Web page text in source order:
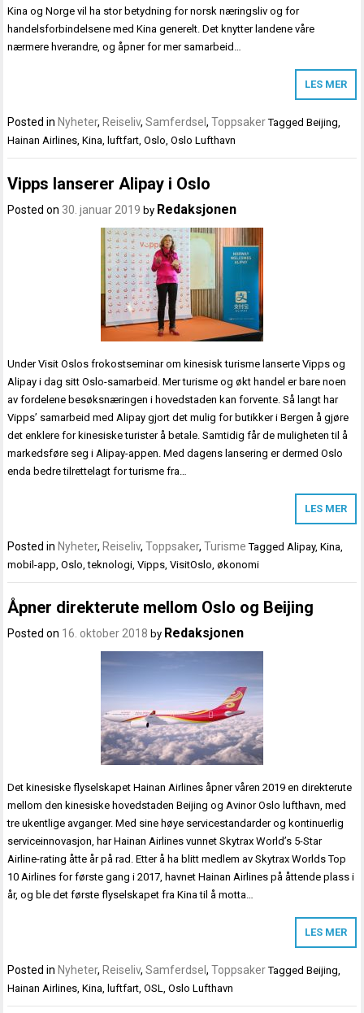
Kina og Norge vil ha stor betydning for norsk næringsliv og for
handelsforbindelsene med Kina generelt. Det knytter landene våre
nærmere hverandre, og åpner for mer samarbeid…
LES MER
Posted in Nyheter, Reiseliv,Samferdsel,Toppsaker TaggedBeijing,
Hainan Airlines,Kina, luftfart,Oslo,Oslo Lufthavn
Vipps lanserer Alipay i Oslo
Posted on 30. januar 2019 by Redaksjonen
Under Visit Oslos frokostseminar om kinesisk turisme lanserte Vipps og
Alipay i dag sitt Oslo-samarbeid. Mer turisme og økt handel er bare noen
av fordelene besøksnæringen i hovedstaden kan forvente. Så langt har
Vipps’ samarbeid med Alipay gjort det mulig for butikker i Bergen å gjøre
det enklere for kinesiske turister å betale. Samtidig får de muligheten til å
markedsføre seg i Alipay-appen. Med dagens lansering er dermed Oslo
enda bedre tilrettelagt for turisme fra…
LES MER
Posted in Nyheter, Reiseliv,Toppsaker,Turisme Tagged Alipay,Kina
mobil-app ,Oslo ,teknologi ,Vipps ,VisitOslo ,økonomi
Åpner direkterute mellom Oslo og Beijing
Posted on 16. oktober 2018 by Redaksjonen
Det kinesiske flyselskapet Hainan Airlines åpner våren 2019 en direkterute
mellom den kinesiske hovedstaden Beijing og Avinor Oslo lufthavn, med
tre ukentlige avganger. Med sine høye servicestandarder og kontinuerlig
serviceinnovasjon, har Hainan Airlines vunnet Skytrax World’s 5-Star
Airline-rating åtte år på rad. Etter å ha blitt medlem av Skytrax Worlds Top
10 Airlines for første gang i 2017, havnet Hainan Airlines på åttende plass i
år, og ble det første flyselskapet fra Kina til å motta…
LES MER
Posted in Nyheter, Reiseliv,Samferdsel,Toppsaker TaggedBeijing,
Hainan Airlines,Kina, luftfart,OSL,Oslo Lufthavn